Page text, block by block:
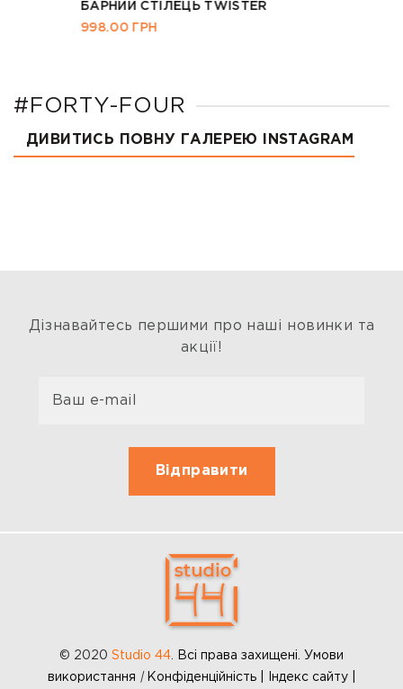
БАРНИЙ СТІЛЕЦЬ TWISTER
ГРН
#FORTY-FOUR
ДИВИТИСЬ ПОВНУ ГАЛЕРЕЮ INSTAGRAM
Дізнавайтесь першими про наші новинки та
акції!
© 2020 Studio 44
Всі права захищені. Умови
використання | Конфіденційність | Індекс сайту |